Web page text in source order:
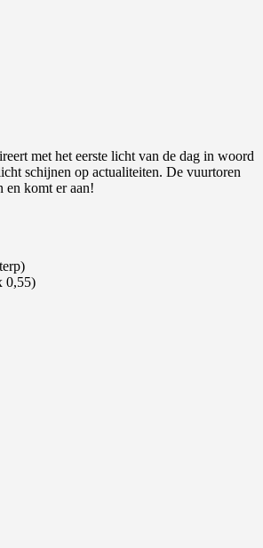
met het eerste licht van de dag in woord
schijnen op actualiteiten. De vuurtoren
en komt er aan!
0,55)